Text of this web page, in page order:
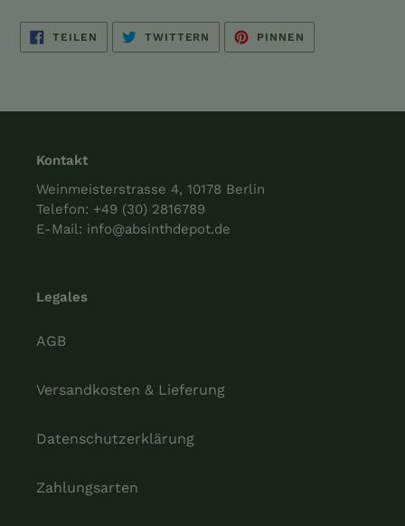
TEILEN
FACEBOOK
TEILEN
TWITTERN
TWITTER
TWITTERN
PINNEN
PINNEN
Kontakt
Weinmeisterstrasse 4, 10178 Berlin
Telefon: +49 (30) 2816789
E-Mail: info@absinthdepot.de
Legales
AGB
Versandkosten & Lieferung
Datenschutzerklärung
Zahlungsarten